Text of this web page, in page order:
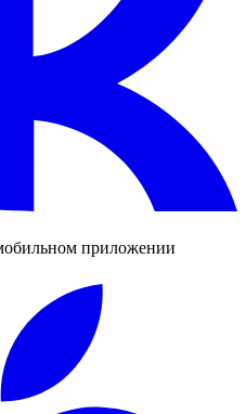
приложении